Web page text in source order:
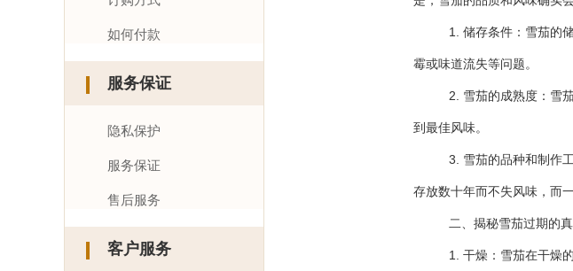
如何付款
服务保证
隐私保护
服务保证
售后服务
客户服务
1. 储存条件：雪茄的
霉或味道流失等问题。
2. 雪茄的成熟度：雪
到最佳风味。
3. 雪茄的品种和制作
存放数十年而不失风味，而
二、揭秘雪茄过期的
1. 干燥：雪茄在干燥